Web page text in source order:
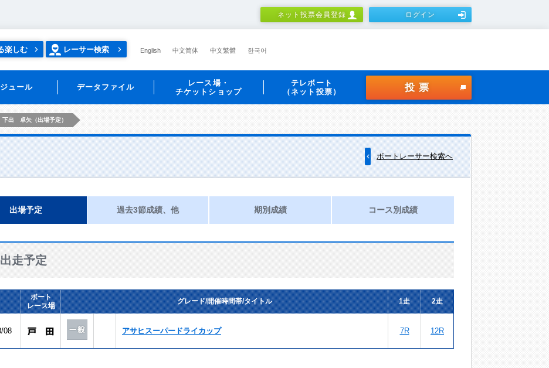
ネット投票会員登録 ログイン
楽しむ レーサー検索 English 中文简体 中文繁體 한국어
ュール データファイル
レース場・
チケットショップ
テレボート
（ネット投票）
投票
下出 卓矢（出場予定）
ボートレーサー検索へ
出場予定 過去3節成績、他 期別成績 コース別成績
走予定
ボート
レース場
グレード/開催時間帯/タイトル 1走 2走
08 アサヒスーパードライカップ 7R 12R